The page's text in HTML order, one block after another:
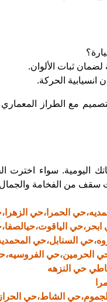
ثبات الألوان.
الحركة.
مع الطراز المعماري
اليومية. سواء اخترت
سقف من الفخامة
الحمرا،حي
السنابل،حي
الحرمين،حي
حي النزهه
الجموم،حي الشاط،حي